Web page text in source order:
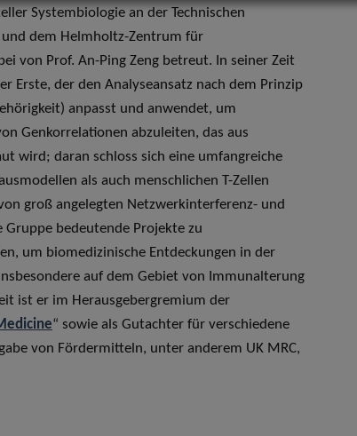
Systembiologie an der Technischen
dem Helmholtz-Zentrum für
von Prof. An-Ping Zeng betreut. In seiner Zeit
Erste, der den Analyseansatz nach dem Prinzip
anpasst und anwendet, um
Genkorrelationen abzuleiten, das aus
wird; daran schloss sich eine umfangreiche
als auch menschlichen T-Zellen
groß angelegten Netzwerkinterferenz- und
bedeutende Projekte zu
um biomedizinische Entdeckungen in der
auf dem Gebiet von Immunalterung
ist er im Herausgebergremium der
“ sowie als Gutachter für verschiedene
von Fördermitteln, unter anderem UK MRC,